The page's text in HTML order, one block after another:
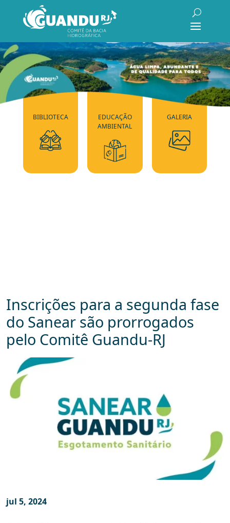
BIBLIOTECA
EDUCAÇÃO
AMBIENTAL
GALERIA
Inscrições para a segunda fase
do Sanear são prorrogados
pelo Comitê Guandu-RJ
jul 5, 2024